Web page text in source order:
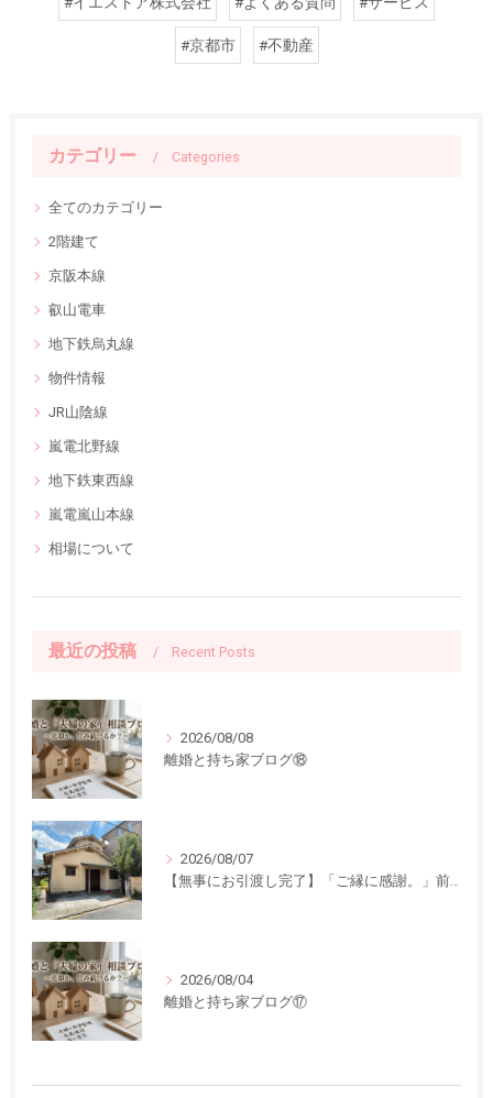
#京都市 #不動産
カテゴリー Categories
全てのカテゴリー
2階建て
京阪本線
叡山電車
地下鉄烏丸線
物件情報
JR山陰線
嵐電北野線
地下鉄東西線
嵐電嵐山本線
相場について
最近の投稿 Recent Posts
2026/08/08
離婚と持ち家ブログ⑱
2026/08/07
【無事にお引渡し完了】「ご縁に感謝。」前回ご紹介した中古一戸建てのお引渡しが終了しました
2026/08/04
離婚と持ち家ブログ⑰